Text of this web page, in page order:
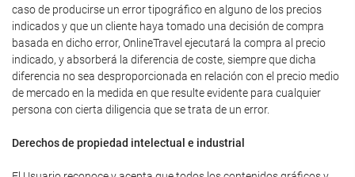
caso de producirse un error tipográfico en alguno de los precios
indicados y que un cliente haya tomado una decisión de compra
basada en dicho error, OnlineTravel ejecutará la compra al precio
indicado, y absorberá la diferencia de coste, siempre que dicha
diferencia no sea desproporcionada en relación con el precio medio
de mercado en la medida en que resulte evidente para cualquier
persona con cierta diligencia que se trata de un error.
Derechos de propiedad intelectual e industrial